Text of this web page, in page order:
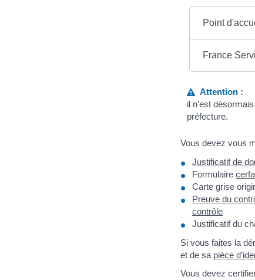
Point
France
Attention :
il n’est
préfecture.
Vous devez vous
Justificatif de
Formulaire
Carte grise
Preuve du
contrôle
Justificatif du
Si vous faites la
et de sa pièce
Vous devez